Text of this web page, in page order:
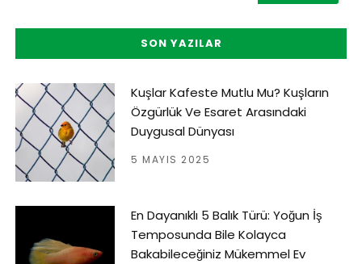
SON YAZILAR
Kuşlar Kafeste Mutlu Mu? Kuşların
Özgürlük Ve Esaret Arasındaki
Duygusal Dünyası
5 MAYIS 2025
En Dayanıklı 5 Balık Türü: Yoğun İş
Temposunda Bile Kolayca
Bakabileceğiniz Mükemmel Ev